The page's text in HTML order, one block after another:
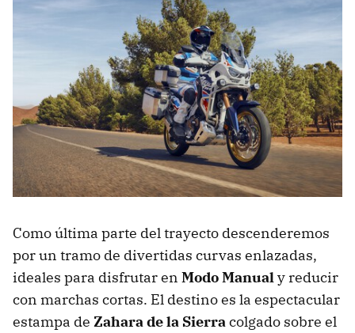
Como última parte del trayecto descenderemos
por un tramo de divertidas curvas enlazadas,
ideales para disfrutar en Modo Manualy reducir
con marchas cortas. El destino es la espectacular
estampa de Zahara de la Sierracolgado sobre el